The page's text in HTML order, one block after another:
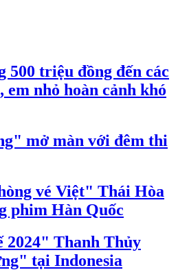
500 triệu đồng đến các
nhỏ hoàn cảnh khó
mở màn với đêm thi
vé Việt" Thái Hòa
phim Hàn Quốc
2024" Thanh Thủy
tại Indonesia